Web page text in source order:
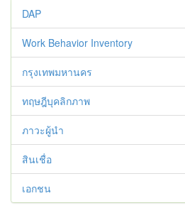
DAP
Work Behavior Inventory
กรุงเทพมหานคร
ทฤษฎีบุคลิกภาพ
ภาวะผู้นำ
สินเชื่อ
เอกชน